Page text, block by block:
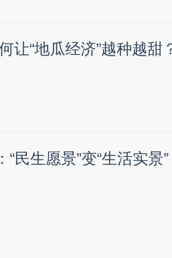
让“地瓜经济”越种越甜
民生愿景”变“生活实景”